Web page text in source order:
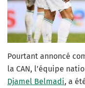
Pourtant annoncé
la CAN, l’équipe
Djamel Belmadi, a